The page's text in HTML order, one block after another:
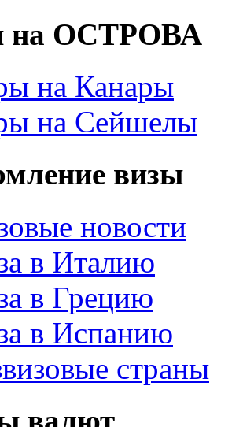
на ОСТРОВА
на Канары
на Сейшелы
визы
новости
в Италию
в Грецию
в Испанию
страны
валют